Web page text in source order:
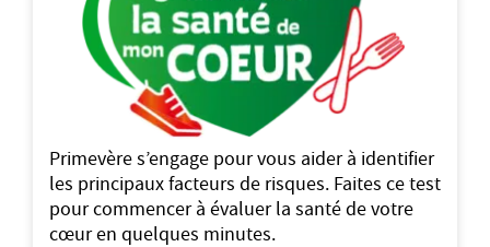
Primevère s’engage pour vous aider à identifier
les principaux facteurs de risques. Faites ce test
pour commencer à évaluer la santé de votre
cœur en quelques minutes.